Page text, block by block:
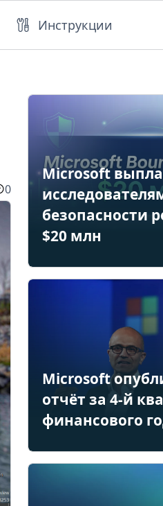
Инструкции
0
Microsoft
безопасности
$20 млн
Microsoft
отчёт за 4-й
финансового